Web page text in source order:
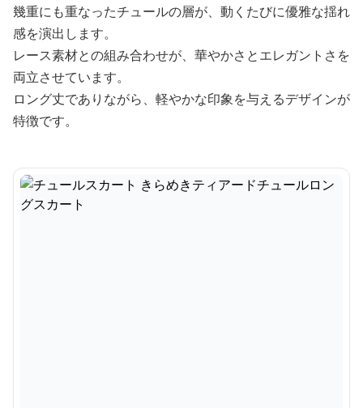
幾重にも重なったチュールの層が、動くたびに優雅な揺れ
感を演出します。
レース素材との組み合わせが、華やかさとエレガントさを
両立させています。
ロング丈でありながら、軽やかな印象を与えるデザインが
特徴です。